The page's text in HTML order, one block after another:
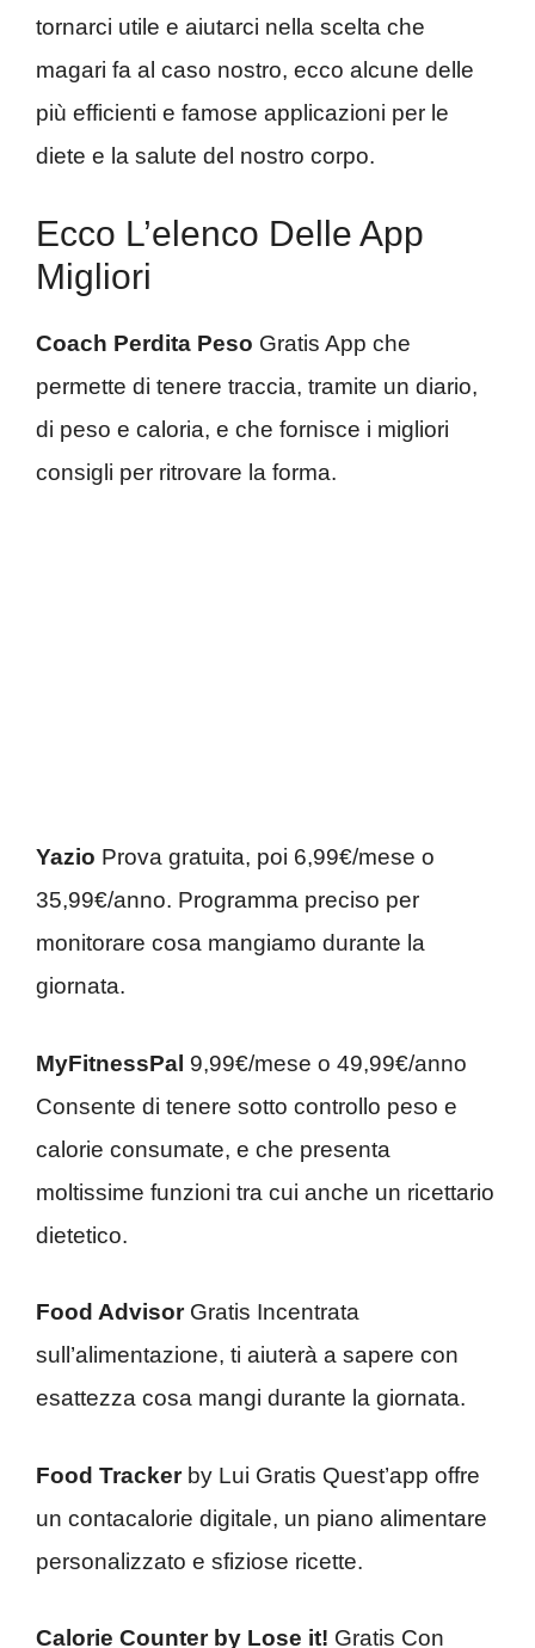
tornarci utile e aiutarci nella scelta che
magari fa al caso nostro, ecco alcune delle
più efficienti e famose applicazioni per le
diete e la salute del nostro corpo.
Ecco L’elenco Delle App
Migliori
Coach Perdita Peso Gratis App che
permette di tenere traccia, tramite un diario,
di peso e caloria, e che fornisce i migliori
consigli per ritrovare la forma.
Yazio Prova gratuita, poi 6,99€/mese o
35,99€/anno. Programma preciso per
monitorare cosa mangiamo durante la
giornata.
MyFitnessPal 9,99€/mese o 49,99€/anno
Consente di tenere sotto controllo peso e
calorie consumate, e che presenta
moltissime funzioni tra cui anche un ricettario
dietetico.
Food AdvisorGratis Incentrata
sull’alimentazione, ti aiuterà a sapere con
esattezza cosa mangi durante la giornata.
Food Trackerby Lui Gratis Quest’app offre
un contacalorie digitale, un piano alimentare
personalizzato e sfiziose ricette.
Calorie Counter by Lose it! Gratis Con